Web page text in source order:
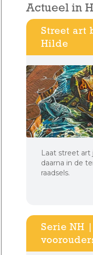
Actueel in
Street art
Hilde
Laat street art
daarna in de
raadsels.
Serie NH